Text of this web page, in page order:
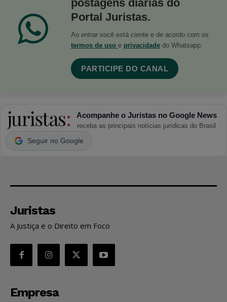
postagens diárias do
Portal Juristas.
Ao entrar você está ciente e de acordo com os
termos de uso e privacidade do Whatsapp.
PARTICIPE DO CANAL
Acompanhe o Juristas no Google News
receba as principais notícias jurídicas do Brasil
Seguir no Google
Juristas
A Justiça e o Direito em Foco
Empresa